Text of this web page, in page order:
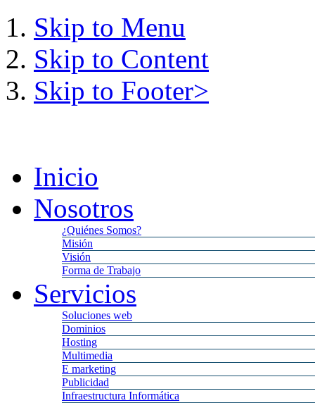
Skip to Menu
Skip to Content
Skip to Footer>
Inicio
Nosotros
¿Quiénes Somos?
Misión
Visión
Forma de Trabajo
Servicios
Soluciones web
Dominios
Hosting
Multimedia
E marketing
Publicidad
Infraestructura Informática